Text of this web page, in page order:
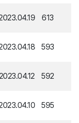
613
593
592
595